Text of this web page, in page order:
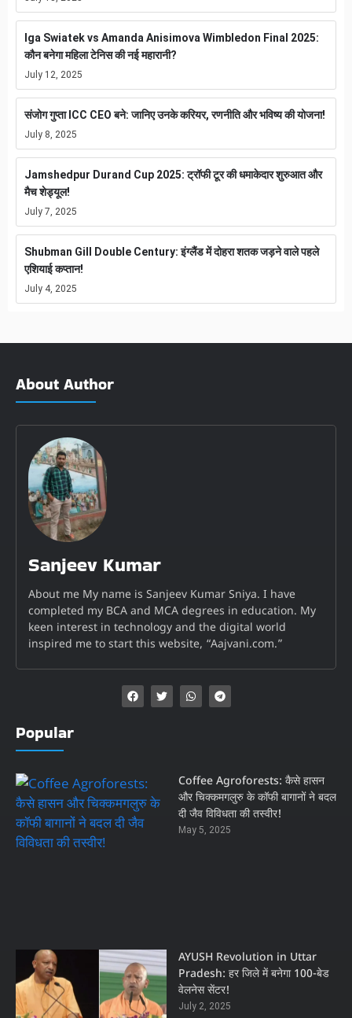
Iga Swiatek vs Amanda Anisimova Wimbledon Final 2025:
कौन बनेगा महिला टेनिस की नई महारानी?
July 12, 2025
संजोग गुप्ता ICC CEO बने: जानिए उनके करियर, रणनीति और भविष्य की योजना!
July 8, 2025
Jamshedpur Durand Cup 2025: ट्रॉफी टूर की धमाकेदार शुरुआत और
मैच शेड्यूल!
July 7, 2025
Shubman Gill Double Century: इंग्लैंड में दोहरा शतक जड़ने वाले पहले
एशियाई कप्तान!
July 4, 2025
About Author
Sanjeev Kumar
About me My name is Sanjeev Kumar Sniya. I have
completed my BCA and MCA degrees in education. My
keen interest in technology and the digital world
inspired me to start this website, “Aajvani.com.”
Popular
Coffee Agroforests: कैसे हासन
और चिक्कमगलुरु के कॉफी बागानों ने बदल
दी जैव विविधता की तस्वीर!
May 5, 2025
AYUSH Revolution in Uttar
Pradesh: हर जिले में बनेगा 100-बेड
वेलनेस सेंटर!
July 2, 2025